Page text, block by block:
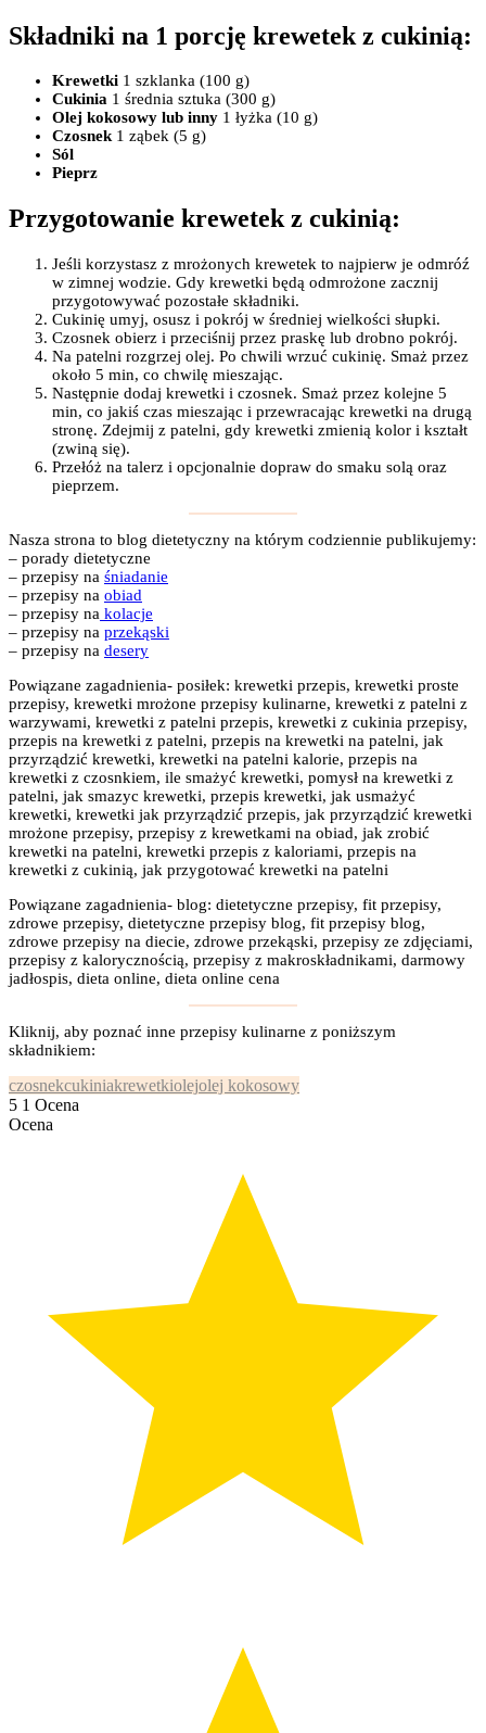
Składniki na 1 porcję krewetek z cukinią:
Krewetki 1 szklanka (100 g)
Cukinia 1 średnia sztuka (300 g)
Olej kokosowy lub inny 1 łyżka (10 g)
Czosnek1 ząbek (5 g)
Sól
Pieprz
Przygotowanie krewetek z cukinią:
Jeśli korzystasz z mrożonych krewetek to najpierw je odmróź
w zimnej wodzie. Gdy krewetki będą odmrożone zacznij
przygotowywać pozostałe składniki.
Cukinię umyj, osusz i pokrój w średniej wielkości słupki.
Czosnek obierz i przeciśnij przez praskę lub drobno pokrój.
Na patelni rozgrzej olej. Po chwili wrzuć cukinię. Smaż przez
około 5 min, co chwilę mieszając.
Następnie dodaj krewetki i czosnek. Smaż przez kolejne 5
min, co jakiś czas mieszając i przewracając krewetki na drugą
stronę. Zdejmij z patelni, gdy krewetki zmienią kolor i kształt
(zwiną się).
Przełóż na talerz i opcjonalnie dopraw do smaku solą oraz
pieprzem.
Nasza strona to blog dietetyczny na którym codziennie publikujemy:
– porady dietetyczne
– przepisy na śniadanie
– przepisy na obiad
– przepisy na kolacje
– przepisy na przekąski
– przepisy na desery
Powiązane zagadnienia- posiłek: krewetki przepis, krewetki proste
przepisy, krewetki mrożone przepisy kulinarne, krewetki z patelni z
warzywami, krewetki z patelni przepis, krewetki z cukinia przepisy,
przepis na krewetki z patelni, przepis na krewetki na patelni, jak
przyrządzić krewetki, krewetki na patelni kalorie, przepis na
krewetki z czosnkiem, ile smażyć krewetki, pomysł na krewetki z
patelni, jak smazyc krewetki, przepis krewetki, jak usmażyć
krewetki, krewetki jak przyrządzić przepis, jak przyrządzić krewetki
mrożone przepisy, przepisy z krewetkami na obiad, jak zrobić
krewetki na patelni, krewetki przepis z kaloriami, przepis na
krewetki z cukinią, jak przygotować krewetki na patelni
Powiązane zagadnienia- blog: dietetyczne przepisy, fit przepisy,
zdrowe przepisy, dietetyczne przepisy blog, fit przepisy blog,
zdrowe przepisy na diecie, zdrowe przekąski, przepisy ze zdjęciami,
przepisy z kalorycznością, przepisy z makroskładnikami, darmowy
jadłospis, dieta online, dieta online cena
Kliknij, aby poznać inne przepisy kulinarne z poniższym
składnikiem:
czosnekcukiniakrewetkiolejolej kokosowy
5 1 Ocena
Ocena